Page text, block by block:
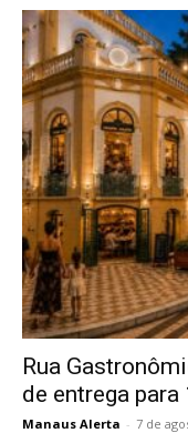
Rua
de entrega
Manaus Alerta - 7 de